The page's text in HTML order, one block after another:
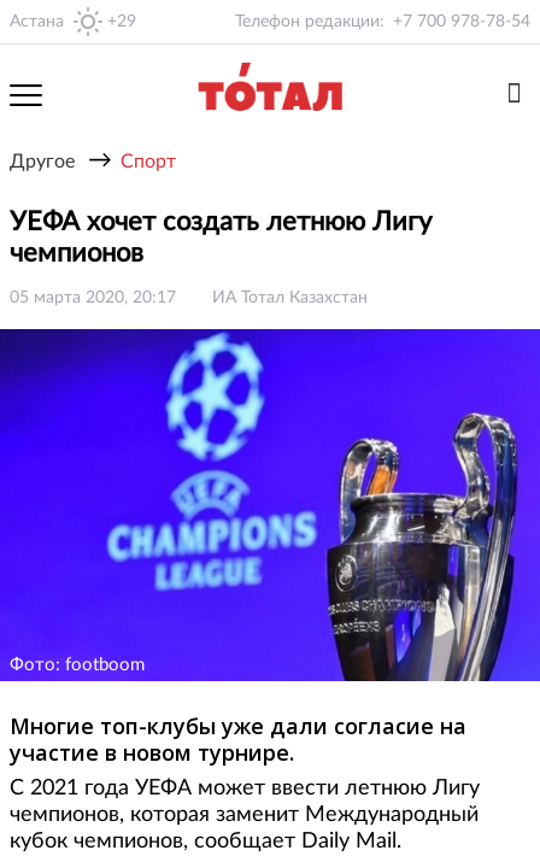
Астана +29 Телефон редакции: +7 700 978-78-54
Другое → Спорт
УЕФА хочет создать летнюю Лигу
чемпионов
05 марта 2020, 20:17 ИА Тотал Казахстан
Фото: footboom
Многие топ-клубы уже дали согласие на
участие в новом турнире.
С 2021 года УЕФА может ввести летнюю Лигу
чемпионов, которая заменит Международный
кубок чемпионов, сообщает Daily Mail.